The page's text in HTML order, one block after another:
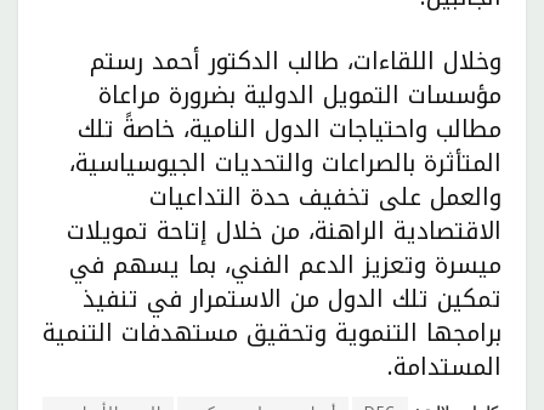
وخلال اللقاءات، طالب الدكتور أحمد رستم
مؤسسات التمويل الدولية بضرورة مراعاة
مطالب واحتياجات الدول النامية، خاصةً تلك
المتأثرة بالصراعات والتحديات الجيوسياسية،
والعمل على تخفيف حدة التداعيات
الاقتصادية الراهنة، من خلال إتاحة تمويلات
ميسرة وتعزيز الدعم الفني، بما يسهم في
تمكين تلك الدول من الاستمرار في تنفيذ
برامجها التنموية وتحقيق مستهدفات التنمية
المستدامة.